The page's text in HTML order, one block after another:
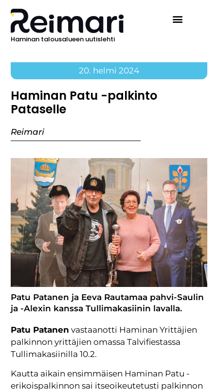
Haminan talousalueen uutislehti
20. helmi 2024
Haminan Patu -palkinto
Pataselle
Reimari
Patu Patanen ja Eeva Rautamaa pahvi-Saulin
ja -Alexin kanssa Tullimakasiinin lavalla.
Patu Patanen vastaanotti Haminan Yrittäjien
palkinnon yrittäjien omassa Talvifiestassa
Tullimakasiinilla 10.2.
Kautta aikain ensimmäisen Haminan Patu -
erikoispalkinnon sai itseoikeutetusti palkinnon